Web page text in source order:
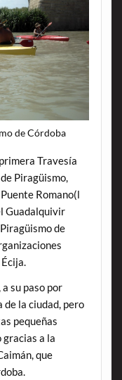
de Córdoba
Travesía
Piragüismo,
Romano(l
Guadalquivir
de
su paso por
de la ciudad, pero
pequeñas
a la
que